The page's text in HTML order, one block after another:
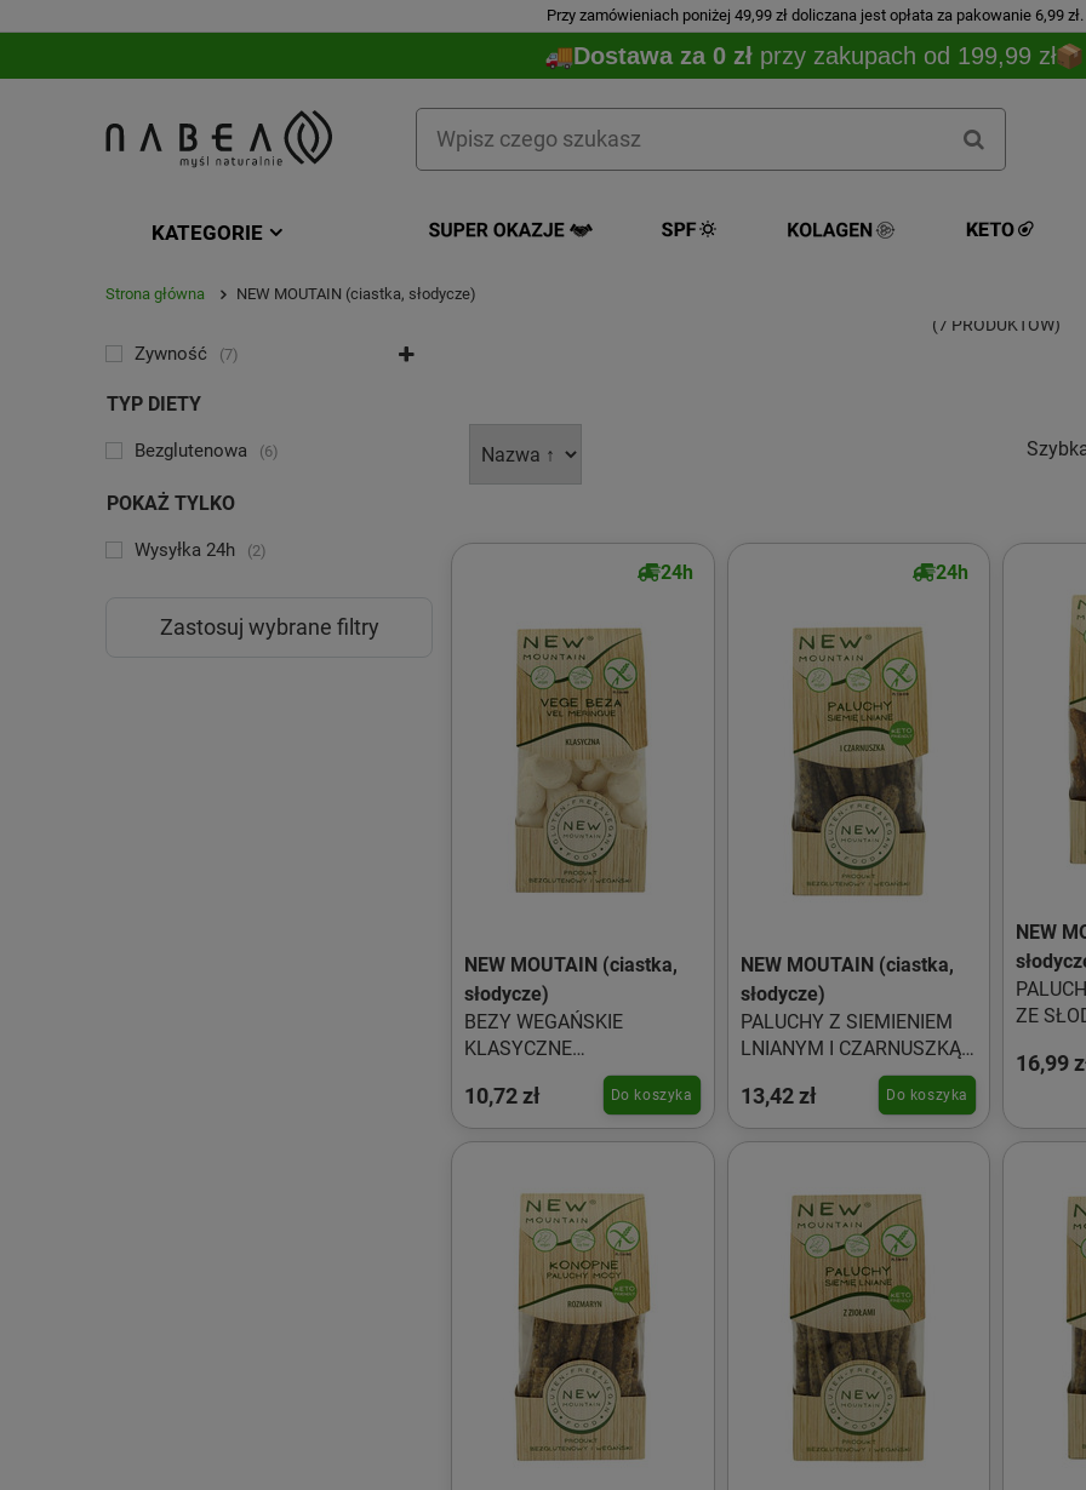
Przy zamówieniach poniżej 49,99 zł doliczana jest opłata za pakowanie 6,99 zł.
Dostawa za 0 zł przy zakupach od 199,99 zł
KATEGORIE
Strona główna NEW MOUTAIN (ciastka, słodycze)
KATEGORIA
Żywność 7
TYP DIETY
Bezglutenowa 6
POKAŻ TYLKO
Wysyłka 24h 2
Zastosuj wybrane filtry
(7 PRODUKTÓW)
24h
NEW MOUTAIN (ciastka,
słodycze)
BEZY WEGAŃSKIE
KLASYCZNE
BEZGLUTENOWE 50 g -
NEW MOUNTAIN
10,72 zł Do koszyka
24h
NEW MOUTAIN (ciastka,
słodycze)
PALUCHY Z SIEMIENIEM
LNIANYM I CZARNUSZKĄ
BEZGLUTENOWE 200 g -
NEW MOUNTAIN
13,42 zł Do koszyka
NEW
ZE
16,99